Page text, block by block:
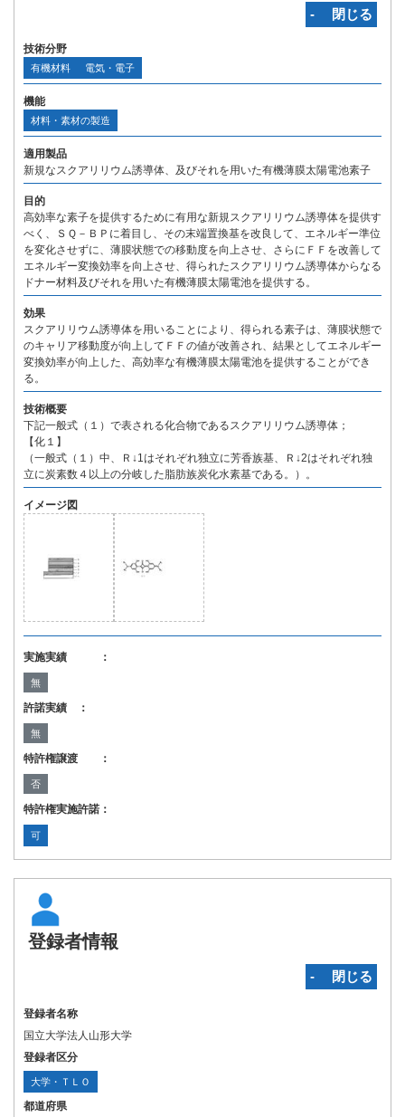
‐ 閉じる
技術分野
有機材料 電気・電子
機能
材料・素材の製造
適用製品
新規なスクアリリウム誘導体、及びそれを用いた有機薄膜太陽電池素子
目的
高効率な素子を提供するために有用な新規スクアリリウム誘導体を提供す
べく、ＳＱ－ＢＰに着目し、その末端置換基を改良して、エネルギー準位
を変化させずに、薄膜状態での移動度を向上させ、さらにＦＦを改善して
エネルギー変換効率を向上させ、得られたスクアリリウム誘導体からなる
ドナー材料及びそれを用いた有機薄膜太陽電池を提供する。
効果
スクアリリウム誘導体を用いることにより、得られる素子は、薄膜状態で
のキャリア移動度が向上してＦＦの値が改善され、結果としてエネルギー
変換効率が向上した、高効率な有機薄膜太陽電池を提供することができ
る。
技術概要
下記一般式（１）で表される化合物であるスクアリリウム誘導体；
【化１】
（一般式（１）中、Ｒ↓1はそれぞれ独立に芳香族基、Ｒ↓2はそれぞれ独
立に炭素数４以上の分岐した脂肪族炭化水素基である。）。
イメージ図
実施実績 ：
無
許諾実績 ：
無
特許権譲渡 ：
否
特許権実施許諾：
可
登録者情報
‐ 閉じる
登録者名称
国立大学法人山形大学
登録者区分
大学・ＴＬＯ
都道府県